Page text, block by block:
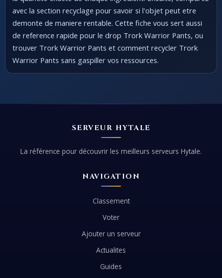
avec la section recyclage pour savoir si l'objet peut etre
demonte de maniere rentable. Cette fiche vous sert aussi
de reference rapide pour le drop Trork Warrior Pants, ou
trouver Trork Warrior Pants et comment recycler Trork
Warrior Pants sans gaspiller vos ressources.
SERVEUR HYTALE
La référence pour découvrir les meilleurs serveurs Hytale.
NAVIGATION
Classement
Voter
Ajouter un serveur
Actualites
Guides